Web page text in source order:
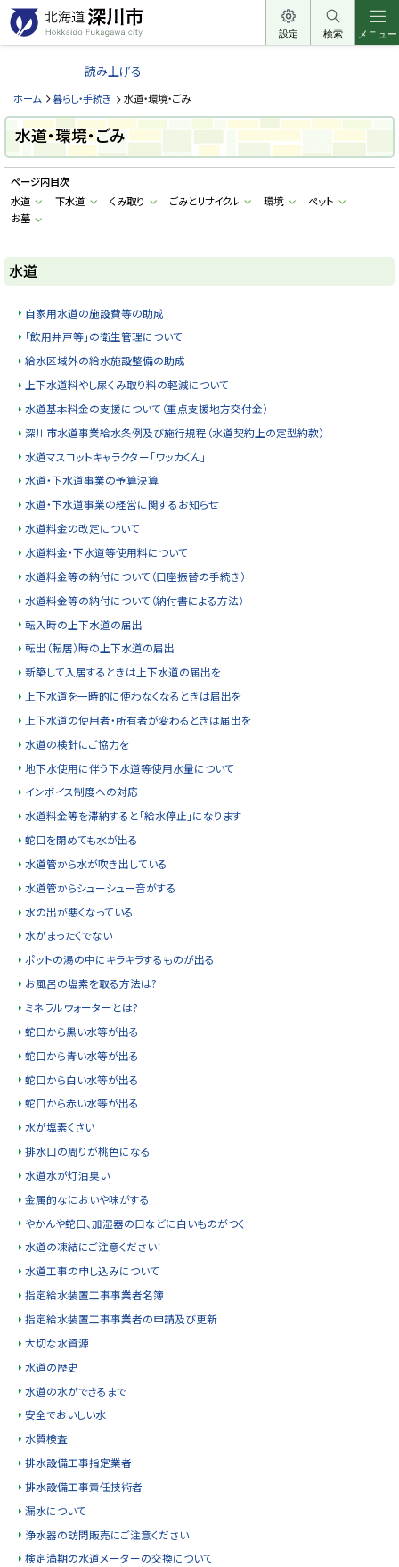
本
文
へ
ュ
へ
北
道
深
川
市
H
o
k
k
a
o
F
u
設定 検索 メニュー
読み上げる
ホーム 暮らし・手続き 水道・環境・ごみ
水道・環境・ごみ
ページ内目次
水道
下水道 くみ取り ごみとリサイクル 環境
ペット
お墓
水道
自家用水道の施設費等の助成
「飲用井戸等」の衛生管理について
給水区域外の給水施設整備の助成
上下水道料やし尿くみ取り料の軽減について
水道基本料金の支援について（重点支援地方交付金）
深川市水道事業給水条例及び施行規程（水道契約上の定型約款）
水道マスコットキャラクター「ワッカくん」
水道・下水道事業の予算決算
水道・下水道事業の経営に関するお知らせ
水道料金の改定について
水道料金・下水道等使用料について
水道料金等の納付について（口座振替の手続き）
水道料金等の納付について（納付書による方法）
転入時の上下水道の届出
転出（転居）時の上下水道の届出
新築して入居するときは上下水道の届出を
上下水道を一時的に使わなくなるときは届出を
上下水道の使用者・所有者が変わるときは届出を
水道の検針にご協力を
地下水使用に伴う下水道等使用水量について
インボイス制度への対応
水道料金等を滞納すると「給水停止」になります
蛇口を閉めても水が出る
水道管から水が吹き出している
水道管からシューシュー音がする
水の出が悪くなっている
水がまったくでない
ポットの湯の中にキラキラするものが出る
お風呂の塩素を取る方法は?
ミネラルウォーターとは?
蛇口から黒い水等が出る
蛇口から青い水等が出る
蛇口から白い水等が出る
蛇口から赤い水等が出る
水が塩素くさい
排水口の周りが桃色になる
水道水が灯油臭い
金属的なにおいや味がする
やかんや蛇口、加湿器の口などに白いものがつく
水道の凍結にご注意ください！
水道工事の申し込みについて
指定給水装置工事事業者名簿
指定給水装置工事事業者の申請及び更新
大切な水資源
水道の歴史
水道の水ができるまで
安全でおいしい水
水質検査
排水設備工事指定業者
排水設備工事責任技術者
漏水について
浄水器の訪問販売にご注意ください
検定満期の水道メーターの交換について